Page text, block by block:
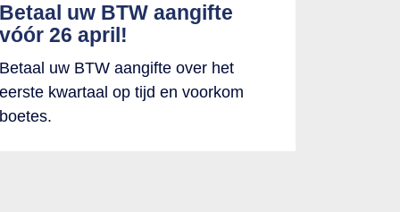
Betaal uw BTW aangifte
vóór 26 april!
Betaal uw BTW aangifte over het
eerste kwartaal op tijd en voorkom
boetes.